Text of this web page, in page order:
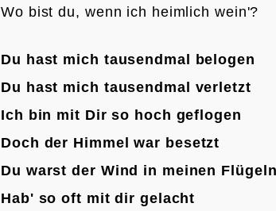
Wo bist du, wenn ich heimlich wein'?
Du hast mich tausendmal belogen
Du hast mich tausendmal verletzt
Ich bin mit Dir so hoch geflogen
Doch der Himmel war besetzt
Du warst der Wind in meinen Flügeln
Hab' so oft mit dir gelacht